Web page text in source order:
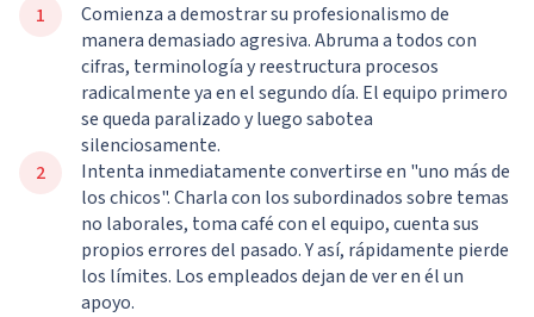
Comienza a demostrar su profesionalismo de
manera demasiado agresiva. Abruma a todos con
cifras, terminología y reestructura procesos
radicalmente ya en el segundo día. El equipo primero
se queda paralizado y luego sabotea
silenciosamente.
Intenta inmediatamente convertirse en "uno más de
los chicos". Charla con los subordinados sobre temas
no laborales, toma café con el equipo, cuenta sus
propios errores del pasado. Y así, rápidamente pierde
los límites. Los empleados dejan de ver en él un
apoyo.